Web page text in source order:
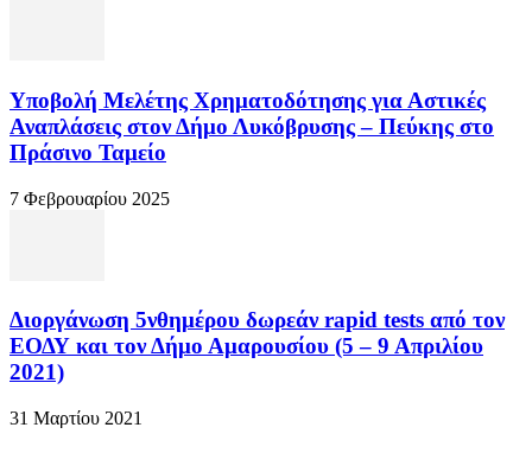
Υποβολή Μελέτης Χρηματοδότησης για Αστικές
Αναπλάσεις στον Δήμο Λυκόβρυσης – Πεύκης στο
Πράσινο Ταμείο
7 Φεβρουαρίου 2025
Διοργάνωση 5νθημέρου δωρεάν rapid tests από τον
ΕΟΔΥ και τον Δήμο Αμαρουσίου (5 – 9 Απριλίου
2021)
31 Μαρτίου 2021